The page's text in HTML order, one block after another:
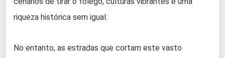
riqueza histórica sem igual.
No entanto, as estradas que cortam este vasto